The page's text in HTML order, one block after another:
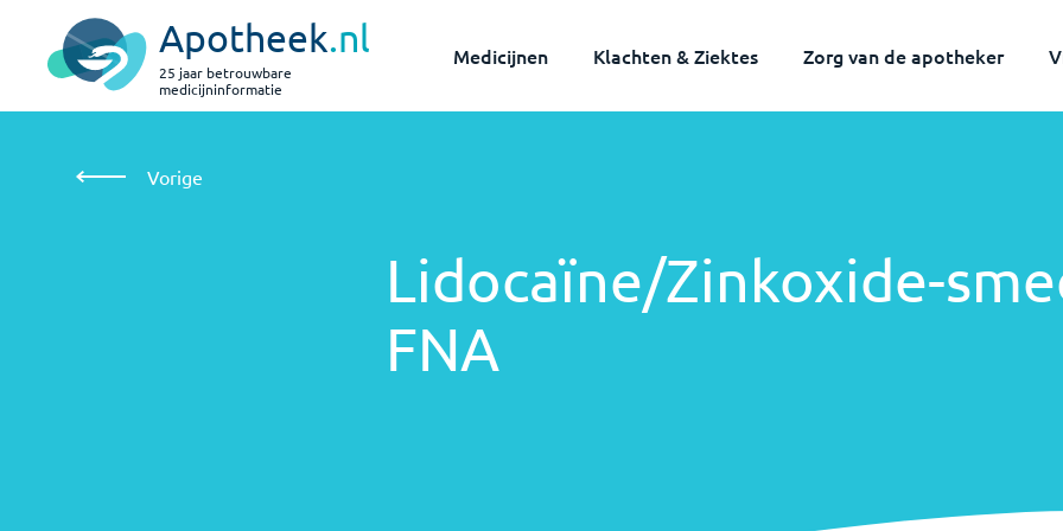
Apotheek.nl
25 jaar betrouwbare
medicijninformatie
Medicijnen Klachten & Ziektes Zorg van de apotheker
Vorige
Lidocaïne/Zinkoxide-
FNA